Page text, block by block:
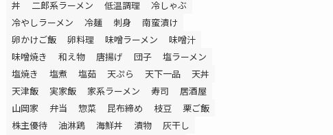
丼
二郎系ラーメン 低温調理
冷しゃぶ
冷やしラーメン
冷麺 刺身
南蛮漬け
卵かけご飯
卵料理 味噌ラーメン
味噌汁
味噌焼き
和え物 唐揚げ 団子
塩ラーメン
塩焼き
塩煮 塩茹 天ぷら 天下一品
天丼
天津飯
実家飯 家系ラーメン 寿司
居酒屋
山岡家
弁当 惣菜 昆布締め 枝豆
栗ご飯
株主優待
油淋鶏 海鮮丼 漬物
灰干し